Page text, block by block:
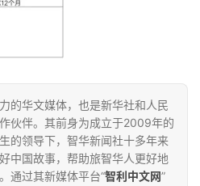
的华文媒体，也是新华社和人民
伙伴。其前身为成立于2009年的
的领导下，智华新闻社十多年来
中国故事，帮助旅智华人更好地
通过其新媒体平台“智利中文网”